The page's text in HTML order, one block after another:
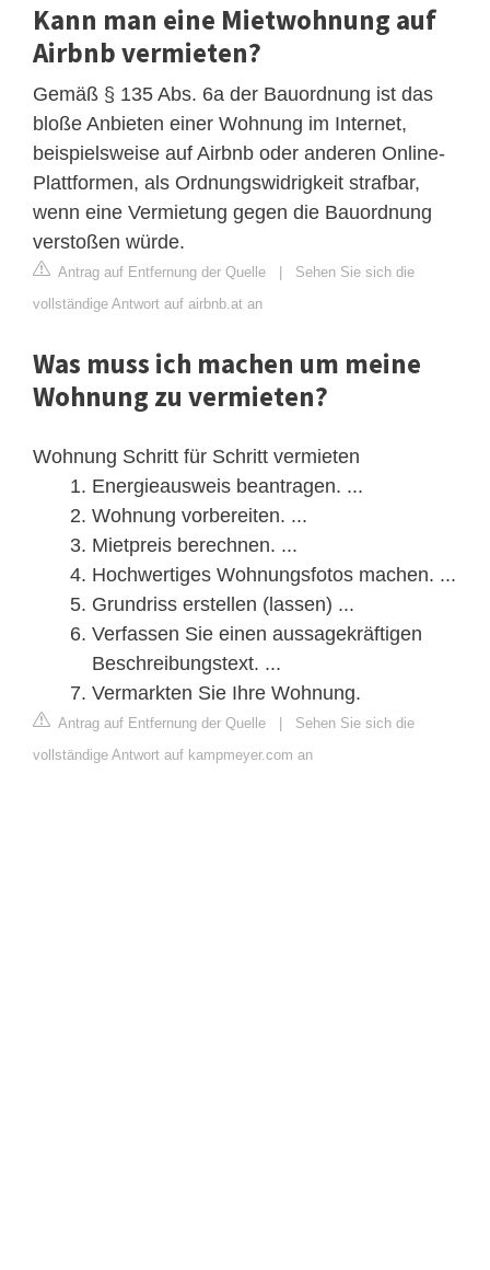
Kann man eine Mietwohnung auf
Airbnb vermieten?
Gemäß § 135 Abs. 6a der Bauordnung ist das
bloße Anbieten einer Wohnung im Internet,
beispielsweise auf Airbnb oder anderen Online-
Plattformen, als Ordnungswidrigkeit strafbar,
wenn eine Vermietung gegen die Bauordnung
verstoßen würde.
Antrag auf Entfernung der Quelle | Sehen Sie sich die
vollständige Antwort auf airbnb.at an
Was muss ich machen um meine
Wohnung zu vermieten?
Wohnung Schritt für Schritt vermieten
Energieausweis beantragen. ...
Wohnung vorbereiten. ...
Mietpreis berechnen. ...
Hochwertiges Wohnungsfotos machen. ...
Grundriss erstellen (lassen) ...
Verfassen Sie einen aussagekräftigen
Beschreibungstext. ...
Vermarkten Sie Ihre Wohnung.
Antrag auf Entfernung der Quelle | Sehen Sie sich die
vollständige Antwort auf kampmeyer.com an